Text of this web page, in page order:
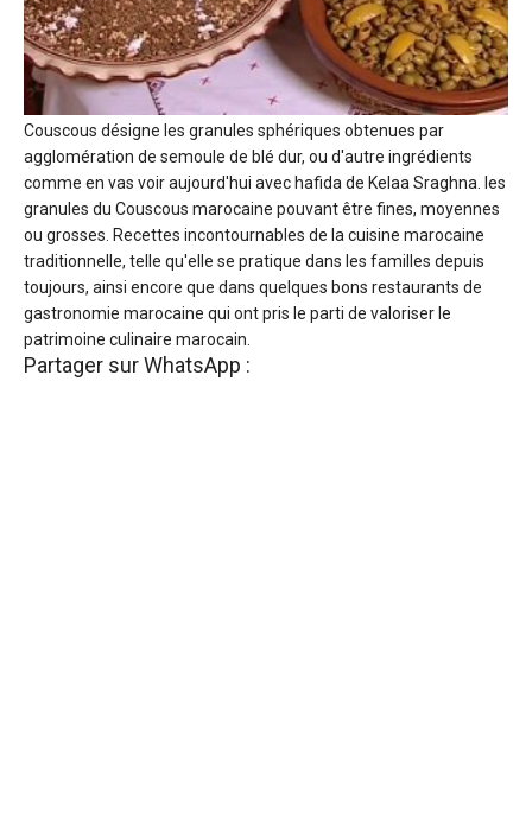
Couscous désigne les granules sphériques obtenues par
agglomération de semoule de blé dur, ou d'autre ingrédients
comme en vas voir aujourd'hui avec hafida de Kelaa Sraghna. les
granules du Couscous marocaine pouvant être fines, moyennes
ou grosses. Recettes incontournables de la cuisine marocaine
traditionnelle, telle qu'elle se pratique dans les familles depuis
toujours, ainsi encore que dans quelques bons restaurants de
gastronomie marocaine qui ont pris le parti de valoriser le
patrimoine culinaire marocain.
Partager sur WhatsApp :